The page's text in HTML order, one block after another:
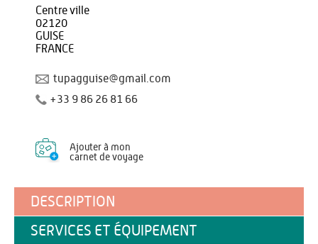
Centre ville
02120
GUISE
FRANCE
tupagguise@gmail.com
+33 9 86 26 81 66
Ajouter à mon
carnet de voyage
DESCRIPTION
SERVICES ET ÉQUIPEMENT